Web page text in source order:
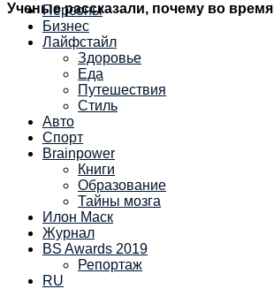
Ученые рассказали, почему во
Персоны
Бизнес
Лайфстайл
Здоровье
Еда
Путешествия
Стиль
Авто
Спорт
Brainpower
Книги
Образование
Тайны мозга
Илон Маск
Журнал
BS Awards 2019
Репортаж
RU